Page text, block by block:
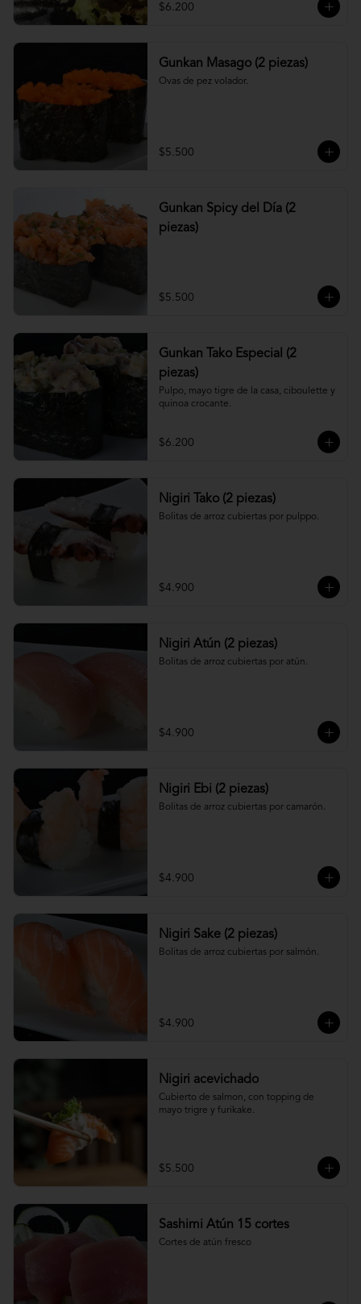
$6.200
Gunkan Masago (2 piezas)
Ovas de pez volador.
$5.500
Gunkan Spicy del Día (2
piezas)
$5.500
Gunkan Tako Especial (2
piezas)
Pulpo, mayo tigre de la casa, ciboulette y
quinoa crocante.
$6.200
Nigiri Tako (2 piezas)
Bolitas de arroz cubiertas por pulppo.
$4.900
Nigiri Atún (2 piezas)
Bolitas de arroz cubiertas por atún.
$4.900
Nigiri Ebi (2 piezas)
Bolitas de arroz cubiertas por camarón.
$4.900
Nigiri Sake (2 piezas)
Bolitas de arroz cubiertas por salmón.
$4.900
Nigiri acevichado
Cubierto de salmon, con topping de
mayo trigre y furikake.
$5.500
Sashimi Atún 15 cortes
Cortes de atún fresco